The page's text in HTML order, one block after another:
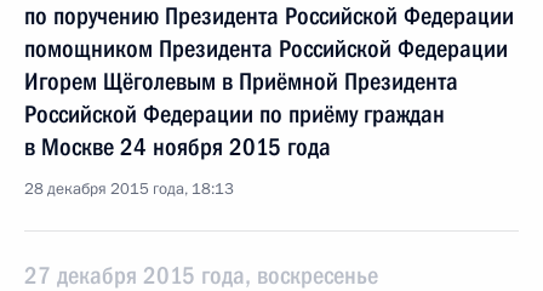
по поручению Президента Российской Федерации
помощником Президента Российской Федерации
Игорем Щёголевым в Приёмной Президента
Российской Федерации по приёму граждан
в Москве 24 ноября 2015 года
28 декабря 2015 года, 18:13
27 декабря 2015 года, воскресенье